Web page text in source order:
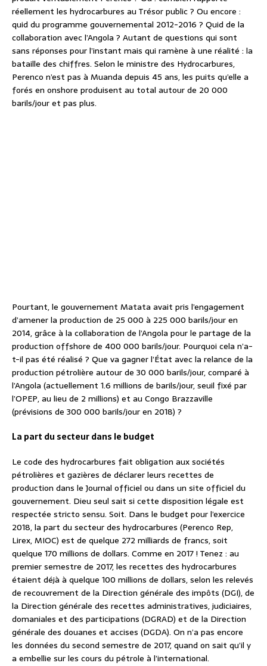
réellement les hydrocarbures au Trésor public ? Ou encore :
quid du programme gouvernemental 2012-2016 ? Quid de la
collaboration avec l’Angola ? Autant de questions qui sont
sans réponses pour l’instant mais qui ramène à une réalité : la
bataille des chiffres. Selon le ministre des Hydrocarbures,
Perenco n’est pas à Muanda depuis 45 ans, les puits qu’elle a
forés en onshore produisent au total autour de 20 000
barils/jour et pas plus.
Pourtant, le gouvernement Matata avait pris l’engagement
d’amener la production de 25 000 à 225 000 barils/jour en
2014, grâce à la collaboration de l’Angola pour le partage de la
production offshore de 400 000 barils/jour. Pourquoi cela n’a-
t-il pas été réalisé ? Que va gagner l’État avec la relance de la
production pétrolière autour de 30 000 barils/jour, comparé à
l’Angola (actuellement 1.6 millions de barils/jour, seuil fixé par
l’OPEP, au lieu de 2 millions) et au Congo Brazzaville
(prévisions de 300 000 barils/jour en 2018) ?
La part du secteur dans le budget
Le code des hydrocarbures fait obligation aux sociétés
pétrolières et gazières de déclarer leurs recettes de
production dans le Journal officiel ou dans un site officiel du
gouvernement. Dieu seul sait si cette disposition légale est
respectée stricto sensu. Soit. Dans le budget pour l’exercice
2018, la part du secteur des hydrocarbures (Perenco Rep,
Lirex, MIOC) est de quelque 272 milliards de francs, soit
quelque 170 millions de dollars. Comme en 2017 ! Tenez : au
premier semestre de 2017, les recettes des hydrocarbures
étaient déjà à quelque 100 millions de dollars, selon les relevés
de recouvrement de la Direction générale des impôts (DGI), de
la Direction générale des recettes administratives, judiciaires,
domaniales et des participations (DGRAD) et de la Direction
générale des douanes et accises (DGDA). On n’a pas encore
les données du second semestre de 2017, quand on sait qu’il y
a embellie sur les cours du pétrole à l’international.